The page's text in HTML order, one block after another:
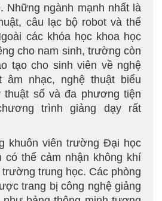
Những ngành mạnh nhất là
câu lạc bộ robot và thể
các khóa học khoa học
cho nam sinh, trường còn
tạo cho sinh viên về nghệ
âm nhạc, nghệ thuật biểu
thuật số và đa phương tiện
trình giảng dạy rất
khuôn viên trường Đại học
có thể cảm nhận không khí
trung học. Các phòng
trang bị công nghệ giảng